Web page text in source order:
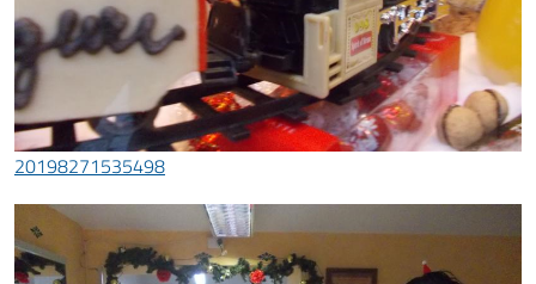
20198271535498